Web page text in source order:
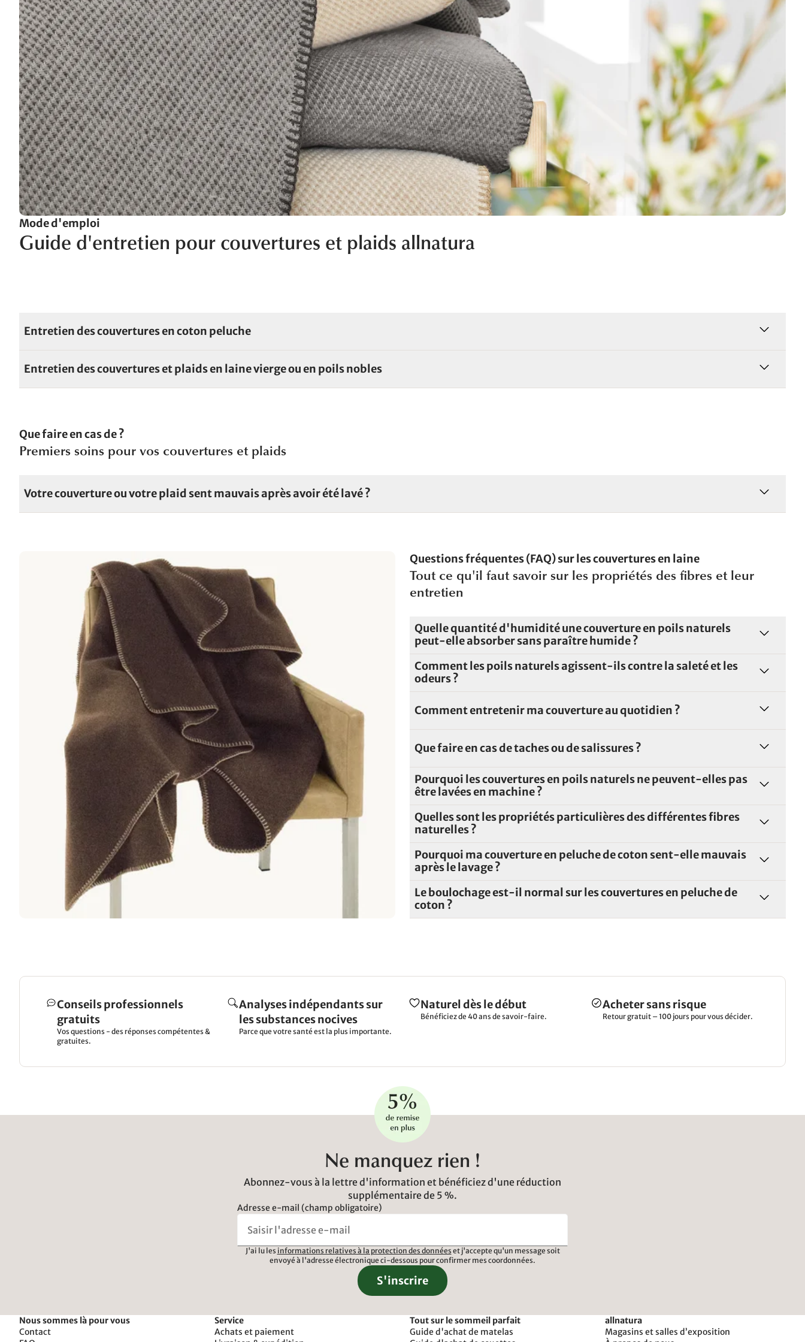
Mode d'emploi
Guide d'entretien pour couvertures et plaids allnatura
Entretien des couvertures en coton peluche
Entretien des couvertures et plaids en laine vierge ou en poils nobles
Que faire en cas de ?
Premiers soins pour vos couvertures et plaids
Votre couverture ou votre plaid sent mauvais après avoir été lavé ?
Questions fréquentes (FAQ) sur les couvertures en laine
Tout ce qu'il faut savoir sur les propriétés des fibres et leur
entretien
Quelle quantité d'humidité une couverture en poils naturels
peut-elle absorber sans paraître humide ?
Comment les poils naturels agissent-ils contre la saleté et les
odeurs ?
Comment entretenir ma couverture au quotidien ?
Que faire en cas de taches ou de salissures ?
Pourquoi les couvertures en poils naturels ne peuvent-elles pas
être lavées en machine ?
Quelles sont les propriétés particulières des différentes fibres
naturelles ?
Pourquoi ma couverture en peluche de coton sent-elle mauvais
après le lavage ?
Le boulochage est-il normal sur les couvertures en peluche de
coton ?
Conseils professionnels
gratuits
Vos questions - des réponses compétentes &
gratuites.
Analyses indépendants sur
les substances nocives
Parce que votre santé est la plus importante.
Naturel dès le début
Bénéficiez de 40 ans de savoir-faire.
Acheter sans risque
Retour gratuit – 100 jours pour vous décider.
Ne manquez rien !
Abonnez-vous à la lettre d'information et bénéficiez d'une réduction
supplémentaire de 5 %.
Adresse e-mail (champ obligatoire)
J'ai lu les informations relatives à la protection des données et j'accepte qu'un message soit
envoyé à l'adresse électronique ci-dessous pour confirmer mes coordonnées.
S'inscrire
Nous sommes là pour vous
Contact
Service
Achats et paiement
Tout sur le sommeil parfait
Guide d'achat de matelas
allnatura
Magasins et salles d’exposition